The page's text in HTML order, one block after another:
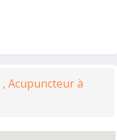
, Acupuncteur à